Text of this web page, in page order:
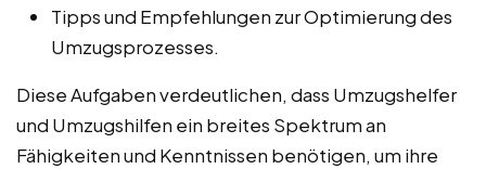
Tipps und Empfehlungen zur Optimierung des
Umzugsprozesses.
Diese Aufgaben verdeutlichen, dass Umzugshelfer
und Umzugshilfen ein breites Spektrum an
Fähigkeiten und Kenntnissen benötigen, um ihre